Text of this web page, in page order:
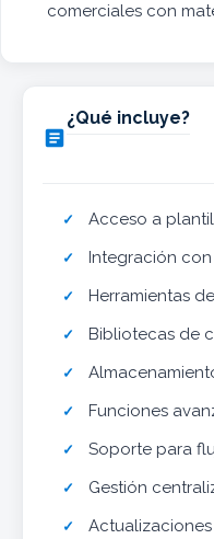
comerciales con

¿Qué incluye?
Acceso a
Integración
Herramientas
Bibliotecas de
Funciones
Soporte para
Gestión